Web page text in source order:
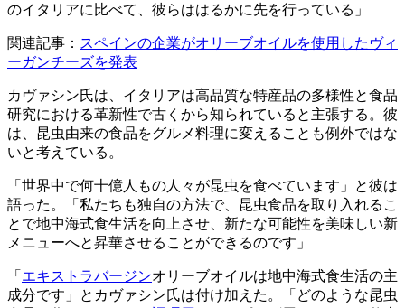
のイタリアに比べて、彼らははるかに先を行っている」
関連記事： スペインの企業がオリーブオイルを使用したヴィ
ーガンチーズを発表
カヴァシン氏は、イタリアは高品質な特産品の多様性と食品
研究における革新性で古くから知られていると主張する。彼
は、昆虫由来の食品をグルメ料理に変えることも例外ではな
いと考えている。
「世界中で何十億人もの人々が昆虫を食べています」と彼は
語った。「私たちも独自の方法で、昆虫食品を取り入れるこ
とで地中海式食生活を向上させ、新たな可能性を美味しい新
メニューへと昇華させることができるのです」
「 エキストラバージンオリーブオイルは地中海式食生活の主
成分です」とカヴァシン氏は付け加えた。「どのような昆虫